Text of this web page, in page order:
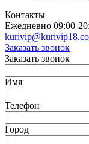
Контакты
Ежедневно 09:00-
Заказать звонок
Заказать звонок
Имя
Телефон
Город